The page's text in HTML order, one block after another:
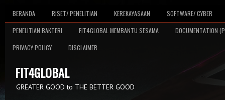
BERANDA RISET/ PENELITIAN KEREKAYASAAN
SOFTWARE/ CYBER
PENELITIAN BAKTERI
FIT4GLOBAL MEMBANTU SESAMA
DOCUMENTATION
PRIVACY POLICY
DISCLAIMER
FIT4GLOBAL
GREATER GOOD to THE BETTER GOOD